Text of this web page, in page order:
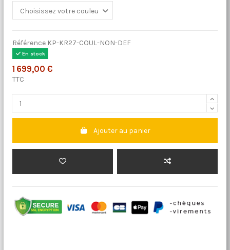
Référence KP-KR27-COUL-NON-DEF
En stock
1 699,00 €
TTC
Ajouter au panier